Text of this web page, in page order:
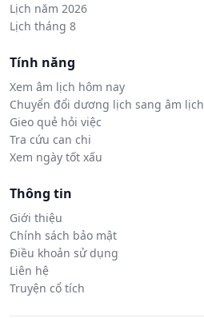
Lịch năm 2026
Lịch tháng 8
Tính năng
Xem âm lịch hôm nay
Chuyển đổi dương lịch sang âm lịch
Gieo quẻ hỏi việc
Tra cứu can chi
Xem ngày tốt xấu
Thông tin
Giới thiệu
Chính sách bảo mật
Điều khoản sử dụng
Liên hệ
Truyện cổ tích